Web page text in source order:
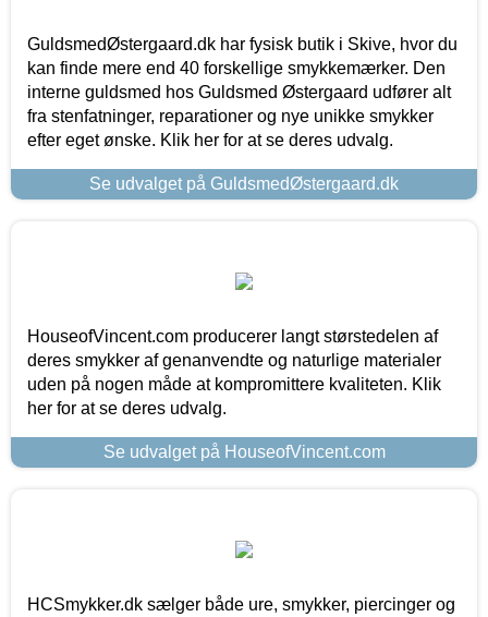
GuldsmedØstergaard.dk har fysisk butik i Skive, hvor du
kan finde mere end 40 forskellige smykkemærker. Den
interne guldsmed hos Guldsmed Østergaard udfører alt
fra stenfatninger, reparationer og nye unikke smykker
efter eget ønske. Klik her for at se deres udvalg.
Se udvalget på GuldsmedØstergaard.dk
HouseofVincent.com producerer langt størstedelen af
deres smykker af genanvendte og naturlige materialer
uden på nogen måde at kompromittere kvaliteten. Klik
her for at se deres udvalg.
Se udvalget på HouseofVincent.com
HCSmykker.dk sælger både ure, smykker, piercinger og